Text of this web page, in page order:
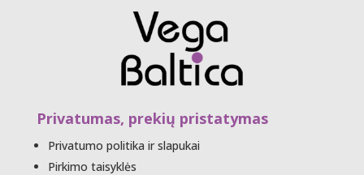
Privatumas, prekių pristatymas
Privatumo politika ir slapukai
Pirkimo taisyklės